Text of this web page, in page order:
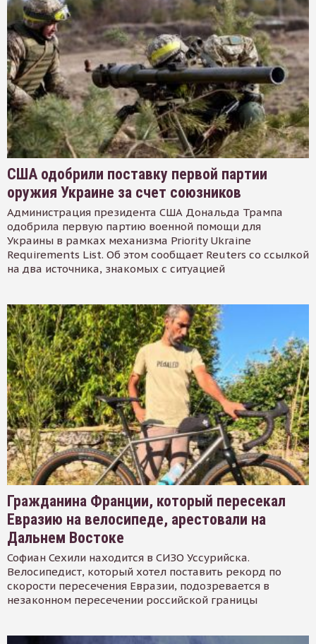
США одобрили поставку первой партии
оружия Украине за счет союзников
Администрация президента США Дональда Трампа
одобрила первую партию военной помощи для
Украины в рамках механизма Priority Ukraine
Requirements List. Об этом сообщает Reuters со ссылкой
на два источника, знакомых с ситуацией
Гражданина Франции, который пересекал
Евразию на велосипеде, арестовали на
Дальнем Востоке
Софиан Сехили находится в СИЗО Уссурийска.
Велосипедист, который хотел поставить рекорд по
скорости пересечения Евразии, подозревается в
незаконном пересечении российской границы